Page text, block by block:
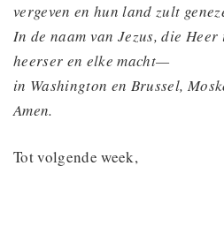
vergeven en hun land zult
In de naam van Jezus, die
heerser en elke macht—
in Washington en Brussel,
Amen.
Tot volgende week,